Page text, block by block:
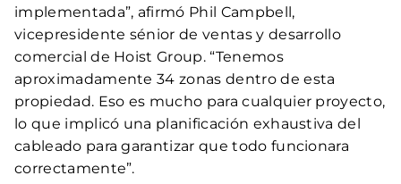
implementada”, afirmó Phil Campbell,
vicepresidente sénior de ventas y desarrollo
comercial de Hoist Group. “Tenemos
aproximadamente 34 zonas dentro de esta
propiedad. Eso es mucho para cualquier proyecto,
lo que implicó una planificación exhaustiva del
cableado para garantizar que todo funcionara
correctamente”.